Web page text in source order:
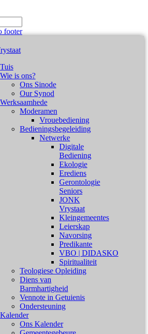
footer
Tuis
Wie is ons?
Ons Sinode
Our Synod
Werksaamhede
Moderamen
Vrouebediening
Bedieningsbegeleiding
Netwerke
Digitale
Bediening
Ekologie
Erediens
Gerontologie
Seniors
JONK
Vrystaat
Kleingemeentes
Leierskap
Navorsing
Predikante
VBO | DIDASKO
Spiritualiteit
Teologiese Opleiding
Diens van
Barmhartigheid
Vennote in Getuienis
Ondersteuning
Kalender
Ons Kalender